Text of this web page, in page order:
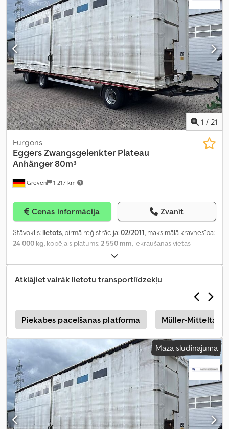
1 / 21
Greven 1 217 km
Furgons
EggersZwangsgelenkter Plateau
Anhänger 80m³
Cenas informācija Zvanīt
Stāvoklis: lietots, pirmā reģistrācija:02/2011, maksimālā kravnesība:
24 000 kg, kopējais platums:2 550 mm, iekraušanas vietas
, iekraušanas telpas augstums:
Ražošanas gads:2011, Aprīkojums:ABS,
Atklājiet vairāk lietotu transportlīdzekļu
Piekabes pacelšanas platforma Müller-Mitteltal
Mazā sludinājuma